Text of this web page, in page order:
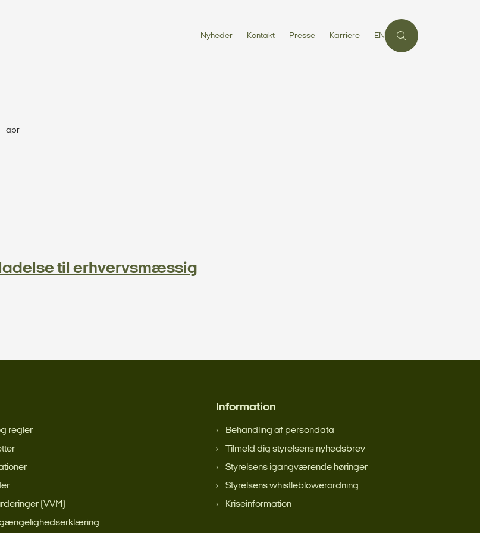
Nyheder Kontakt Presse Karriere EN
apr
til erhvervsmæssig
regler
(VVM)
Information
Behandling af persondata
Tilmeld dig styrelsens nyhedsbrev
Styrelsens igangværende høringer
Styrelsens whistleblowerordning
Kriseinformation